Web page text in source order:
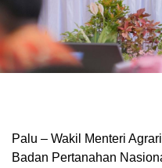
​Palu – Wakil Menteri
Badan Pertanahan